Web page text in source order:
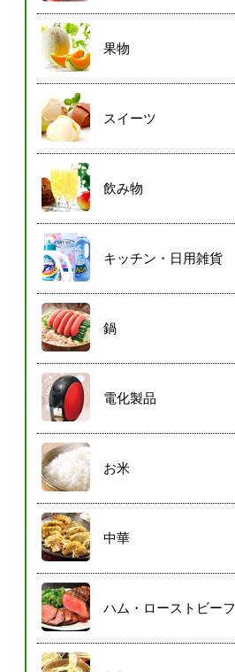
果物
スイーツ
飲み物
キッチン・日用雑貨
鍋
電化製品
お米
中華
ハム・ローストビーフ